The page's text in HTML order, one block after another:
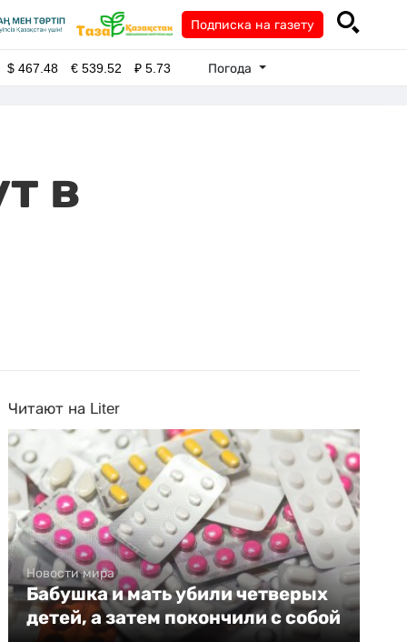
Подписка на газету
$467.48 €539.52 ₽5.73 Погода
в
Читают на Liter
Новости мира
Бабушка и мать убили четверых
детей, а затем покончили с собой